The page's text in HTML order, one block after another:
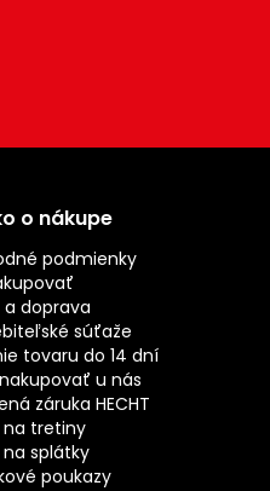
o nákupe
podmienky
a doprava
súťaže
tovaru do 14 dní
u nás
záruka HECHT
na tretiny
na splátky
poukazy